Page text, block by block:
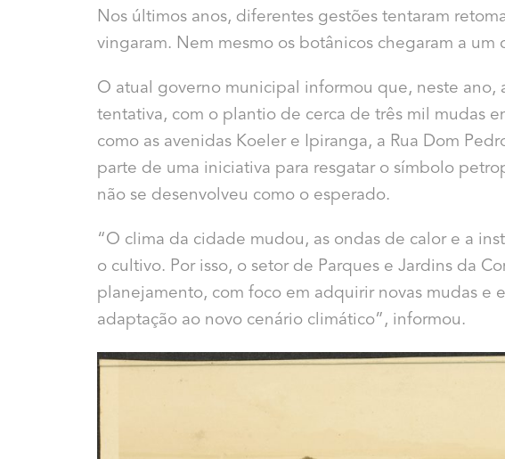
Nos últimos anos, diferentes gestões tentaram
vingaram. Nem mesmo os botânicos chegaram a um
O atual governo municipal informou que, neste ano,
tentativa, com o plantio de cerca de três mil mudas
como as avenidas Koeler e Ipiranga, a Rua Dom
parte de uma iniciativa para resgatar o símbolo
não se desenvolveu como o esperado.
“O clima da cidade mudou, as ondas de calor e a
o cultivo. Por isso, o setor de Parques e Jardins da
planejamento, com foco em adquirir novas mudas e
adaptação ao novo cenário climático”, informou.